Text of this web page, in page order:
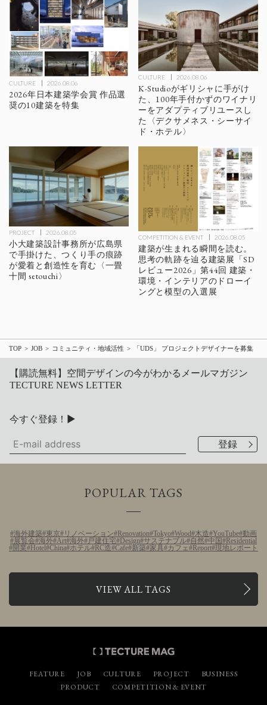
CULTURE 2026.08.06
2026年日本建築学会賞 作品選
奨の10建築を特集
CULTURE 2026.08.06
K-Studioがギリシャに手がけ
た、100年手付かずのワイナリ
ーをアダプティブリユースし
た〈デクサメネス・シーサイ
ド・ホテル〉
PROJECT 2026.08.05
小大建築設計事務所が広島県
で手掛けた、つくり手の痕跡
が愛着と創造性を育む〈一畳
十間 setouchi〉
COMPETITION & EVENT 2026.08.05
建築が生まれる瞬間を読む。
思考の軌跡を辿る建築展「SD
レビュー2026」第44回 建築・
環境・インテリアのドローイ
ングと模型の入選展
TOP JOB コミュニティ・地域活性 「UDS」 プロジェクトデザイナーを募集
【購読無料】空間デザインの今がわかるメールマガジン
TECTURE NEWS LETTER
今すぐ登録！▶
POPULAR TAGS
海外建築 東京 リノベーション Renovation Tokyo Wood 木造 YouTube 動画
展覧会 海外 Art 海外 戸建住宅 Design サステナブル 自然 中国
Residential
開業
Hotel China ホテル RC造 Cafe 新築 家具 カフェ Report 現地レポート
VIEW ALL TAGS
FEATURE JOB CULTURE PROJECT
BUSINESS
PRODUCT
COMPETITION & EVENT